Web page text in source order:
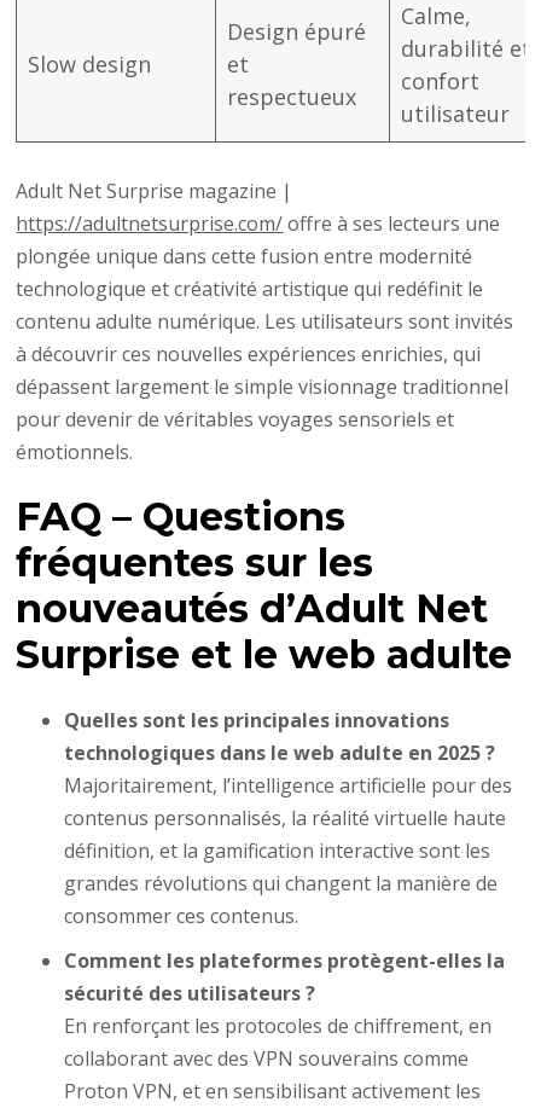
Slow design
Design épuré
et
respectueux
Calme,
durabilité et
confort
utilisateur
Adult Net Surprise magazine |
https://adultnetsurprise.com/offre à ses lecteurs une
plongée unique dans cette fusion entre modernité
technologique et créativité artistique qui redéfinit le
contenu adulte numérique. Les utilisateurs sont invités
à découvrir ces nouvelles expériences enrichies, qui
dépassent largement le simple visionnage traditionnel
pour devenir de véritables voyages sensoriels et
émotionnels.
FAQ – Questions
fréquentes sur les
nouveautés d’Adult Net
Surprise et le web adulte
Quelles sont les principales innovations
technologiques dans le web adulte en 2025 ?
Majoritairement, l’intelligence artificielle pour des
contenus personnalisés, la réalité virtuelle haute
définition, et la gamification interactive sont les
grandes révolutions qui changent la manière de
consommer ces contenus.
Comment les plateformes protègent-elles la
sécurité des utilisateurs ?
En renforçant les protocoles de chiffrement, en
collaborant avec des VPN souverains comme
Proton VPN, et en sensibilisant activement les